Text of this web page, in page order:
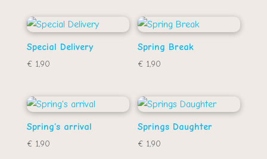
Special Delivery
€1,90
Spring Break
€ 1,90
Spring’s arrival
€1,90
Springs Daughter
€ 1,90